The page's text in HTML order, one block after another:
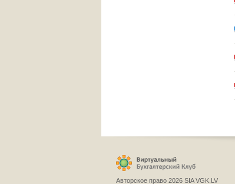
Авторское право 2026 SIA VGK.LV